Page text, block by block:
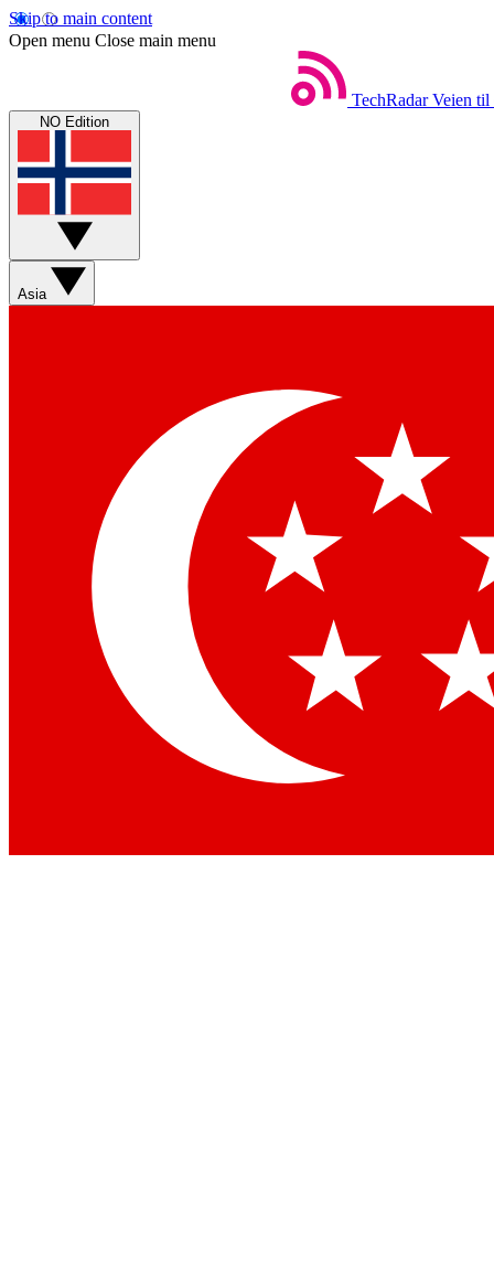
Skip to main content
Open menu Close main menu
TechRadar Veien til
NO Edition
Asia